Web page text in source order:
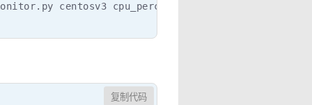
centosv3 cpu_percent
复制代码